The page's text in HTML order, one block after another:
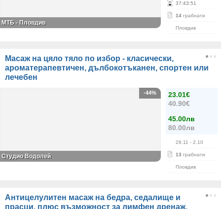
37:43:51
14 грабнати
Пловдив
МТБ - Пловдив
Масаж на цяло тяло по избор - класически,
ароматерапевтичен, дълбокотъканен, спортен или
лечебен
23.01€
40.90€
45.00лв
80.00лв
28.11 - 2.10
13 грабнати
Пловдив
-44%
Студио Водолей
Антицелулитен масаж на бедра, седалище и
прасци, плюс възможност за лимфен дренаж,